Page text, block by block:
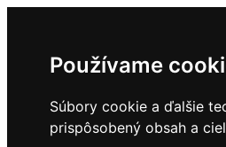
Používame
Súbory cookie a ďalšie
prispôsobený obsah a